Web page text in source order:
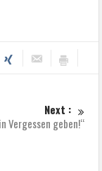
Next :
Vergessen geben!“